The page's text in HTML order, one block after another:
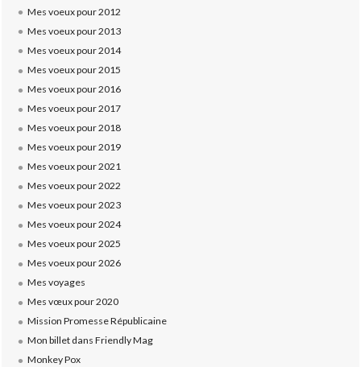
Mes voeux pour 2012
Mes voeux pour 2013
Mes voeux pour 2014
Mes voeux pour 2015
Mes voeux pour 2016
Mes voeux pour 2017
Mes voeux pour 2018
Mes voeux pour 2019
Mes voeux pour 2021
Mes voeux pour 2022
Mes voeux pour 2023
Mes voeux pour 2024
Mes voeux pour 2025
Mes voeux pour 2026
Mes voyages
Mes vœux pour 2020
Mission Promesse Républicaine
Mon billet dans Friendly Mag
Monkey Pox